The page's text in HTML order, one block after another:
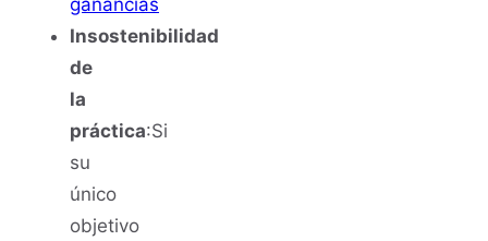
ganancias
Insostenibilidad
de
la
práctica:Si
su
único
objetivo